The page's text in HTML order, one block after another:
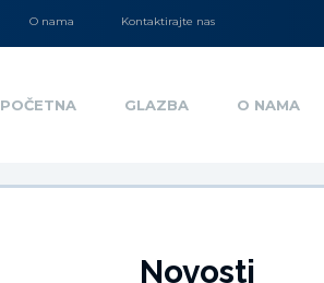
O nama Kontaktirajte nas
POČETNA GLAZBA O NAMA
Novosti